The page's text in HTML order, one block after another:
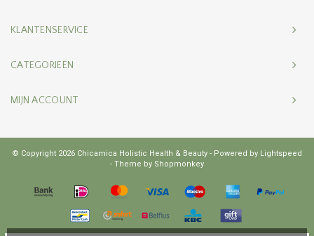
KLANTENSERVICE
CATEGORIEËN
MIJN ACCOUNT
© Copyright 2026 Chicamica Holistic Health & Beauty - Powered by Lightspeed
- Theme by Shopmonkey